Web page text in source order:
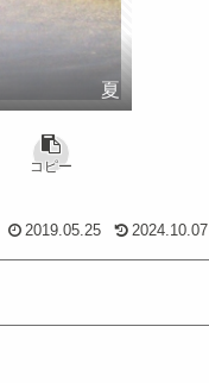
夏
コピー
2019.05.25 2024.10.07